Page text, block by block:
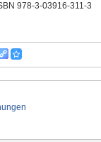
978-3-03916-311-3